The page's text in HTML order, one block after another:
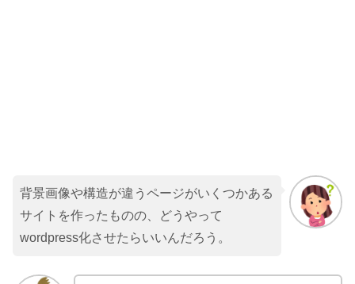
背景画像や構造が違うページがいくつかある
サイトを作ったものの、どうやって
wordpress化させたらいいんだろう。